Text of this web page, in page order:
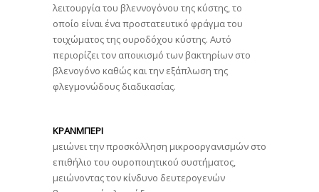
λειτουργία του βλεννογόνου της κύστης, το
οποίο είναι ένα προστατευτικό φράγμα του
τοιχώματος της ουροδόχου κύστης. Αυτό
περιορίζει τον αποικισμό των βακτηρίων στο
βλενογόνο καθώς και την εξάπλωση της
φλεγμονώδους διαδικασίας.
ΚΡΑΝΜΠΕΡΙ
μειώνει την προσκόλληση μικροοργανισμών στο
επιθήλιο του ουροποιητικού συστήματος,
μειώνοντας τον κίνδυνο δευτερογενών